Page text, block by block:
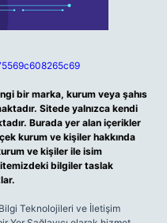
bir marka, kurum veya şahıs
Sitede yalnızca kendi
Burada yer alan içerikler
kurum ve kişiler hakkında
ve kişiler ile isim
bilgiler taslak
Teknolojileri ve İletişim